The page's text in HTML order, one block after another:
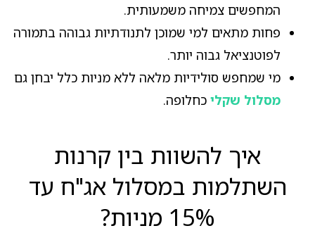
המחפשים צמיחה משמעותית.
פחות מתאים למי שמוכן לתנודתיות גבוהה בתמורה
לפוטנציאל גבוה יותר.
מי שמחפש סולידיות מלאה ללא מניות כלל יבחן גם
מסלול שקליכחלופה.
איך להשוות בין קרנות
השתלמות במסלול אג"ח עד
15% מניות?